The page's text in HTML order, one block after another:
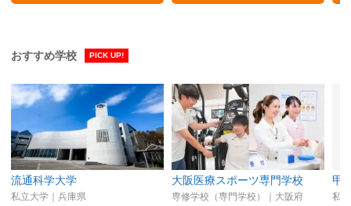
おすすめ学校 PICK UP!
流通科学大学
私立大学｜兵庫県
大阪医療スポーツ専門学校
専修学校（専門学校）｜大阪府
甲
私